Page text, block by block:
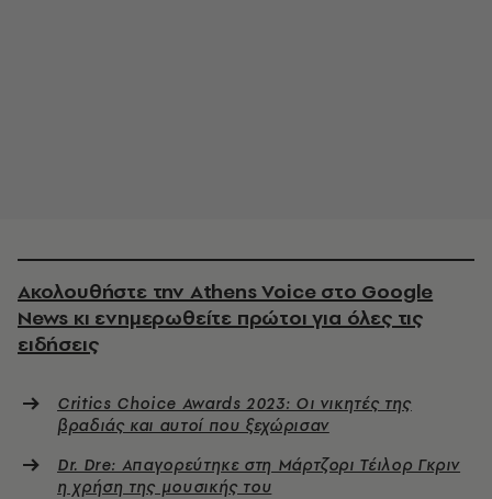
Ακολουθήστε την Athens Voice στο Google
News κι ενημερωθείτε πρώτοι για όλες τις
ειδήσεις
Critics Choice Awards 2023: Οι νικητές της
βραδιάς και αυτοί που ξεχώρισαν
Dr. Dre: Απαγορεύτηκε στη Μάρτζορι Τέιλορ Γκριν
η χρήση της μουσικής του